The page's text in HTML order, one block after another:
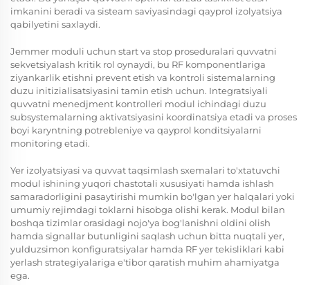
imkanini beradi va sisteam saviyasindagi qayprol izolyatsiya
qabilyetini saxlaydi.
Jemmer moduli uchun start va stop proseduralari quvvatni
sekvetsiyalash kritik rol oynaydi, bu RF komponentlariga
ziyankarlik etishni prevent etish va kontroli sistemalarning
duzu initizialisatsiyasini tamin etish uchun. Integratsiyali
quvvatni menedjment kontrolleri modul ichindagi duzu
subsystemalarning aktivatsiyasini koordinatsiya etadi va proses
boyi karyntning potrebleniye va qayprol konditsiyalarni
monitoring etadi.
Yer izolyatsiyasi va quvvat taqsimlash sxemalari to'xtatuvchi
modul ishining yuqori chastotali xususiyati hamda ishlash
samaradorligini pasaytirishi mumkin bo'lgan yer halqalari yoki
umumiy rejimdagi toklarni hisobga olishi kerak. Modul bilan
boshqa tizimlar orasidagi nojo'ya bog'lanishni oldini olish
hamda signallar butunligini saqlash uchun bitta nuqtali yer,
yulduzsimon konfiguratsiyalar hamda RF yer tekisliklari kabi
yerlash strategiyalariga e'tibor qaratish muhim ahamiyatga
ega.